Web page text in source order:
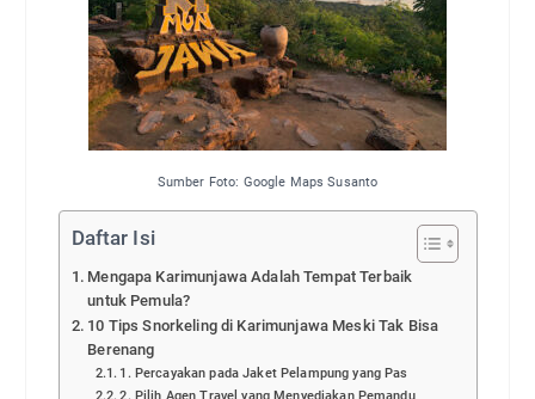
Sumber Foto: Google Maps Susanto
Daftar Isi
Mengapa Karimunjawa Adalah Tempat Terbaik
untuk Pemula?
10 Tips Snorkeling di Karimunjawa Meski Tak Bisa
Berenang
1. Percayakan pada Jaket Pelampung yang Pas
2. Pilih Agen Travel yang Menyediakan Pemandu